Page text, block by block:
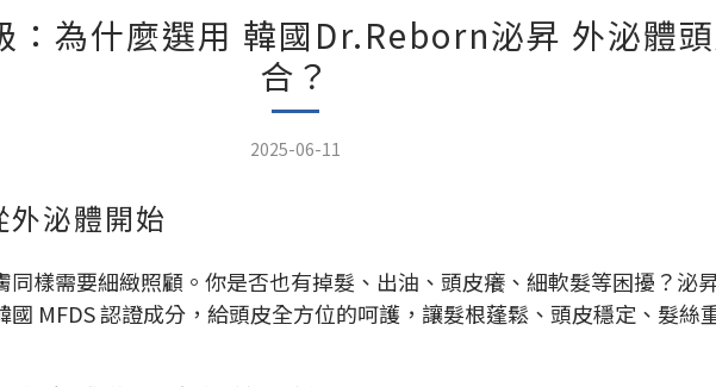
：為什麼選用 韓國Dr.Reborn泌昇 外泌體
合？
2025-06-11
泌體開始
同樣需要細緻照顧。你是否也有掉髮、出油、頭皮癢、細軟髮等困擾？泌
MFDS 認證成分，給頭皮全方位的呵護，讓髮根蓬鬆、頭皮穩定、髮絲